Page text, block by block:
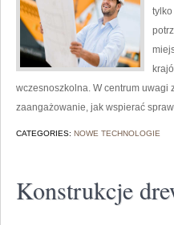
wczesnoszkolna. W centrum
zaangażowanie, jak wspierać
CATEGORIES: NOWE TECHNOLOGIE
Konstrukcje